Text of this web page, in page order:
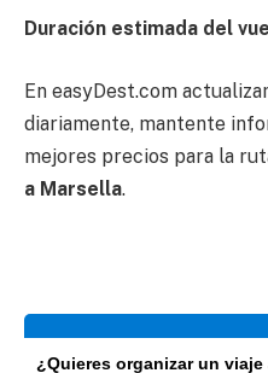
Duración estimada del
En easyDest.com
diariamente, mantente
mejores precios para la
a Marsella.
¿Quieres organizar un viaje